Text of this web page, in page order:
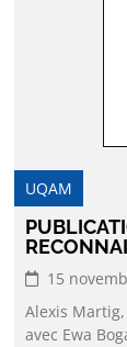
UQAM
15
Alexis
avec Ewa